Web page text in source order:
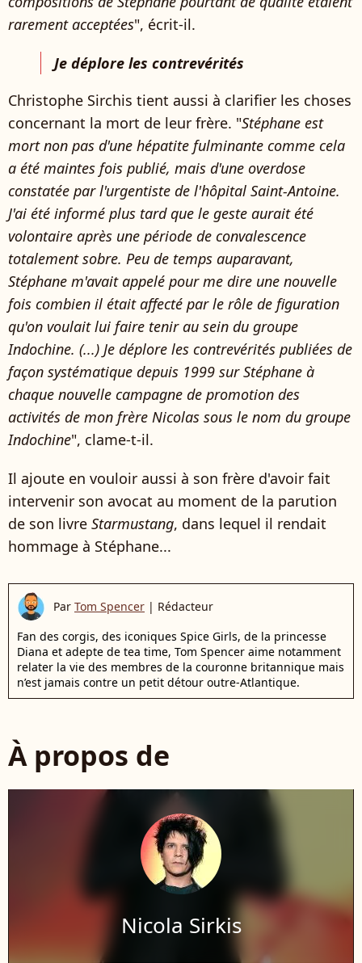
rarement acceptées", écrit-il.
Je déplore les contrevérités
Christophe Sirchis tient aussi à clarifier les choses
concernant la mort de leur frère. "Stéphane est
mort non pas d'une hépatite fulminante comme cela
a été maintes fois publié, mais d'une overdose
constatée par l'urgentiste de l'hôpital Saint-Antoine.
J'ai été informé plus tard que le geste aurait été
volontaire après une période de convalescence
totalement sobre. Peu de temps auparavant,
Stéphane m'avait appelé pour me dire une nouvelle
fois combien il était affecté par le rôle de figuration
qu'on voulait lui faire tenir au sein du groupe
Indochine. (...) Je déplore les contrevérités publiées de
façon systématique depuis 1999 sur Stéphane à
chaque nouvelle campagne de promotion des
activités de mon frère Nicolas sous le nom du groupe
Indochine", clame-t-il.
Il ajoute en vouloir aussi à son frère d'avoir fait
intervenir son avocat au moment de la parution
de son livre Starmustang, dans lequel il rendait
hommage à Stéphane...
Par Tom Spencer | Rédacteur
Fan des corgis, des iconiques Spice Girls, de la princesse
Diana et adepte de tea time, Tom Spencer aime notamment
relater la vie des membres de la couronne britannique mais
n’est jamais contre un petit détour outre-Atlantique.
À propos de
Nicola Sirkis